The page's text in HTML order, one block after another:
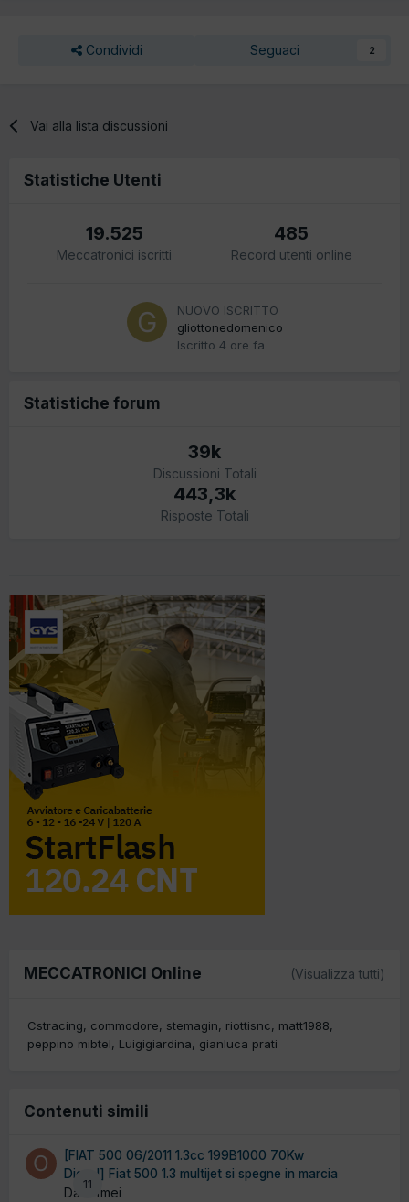
Condividi Seguaci 2
Vai alla lista discussioni
Statistiche Utenti
19.525
Meccatronici iscritti
485
Record utenti online
NUOVO ISCRITTO
gliottonedomenico
Iscritto 4 ore fa
Statistiche forum
39k
Discussioni Totali
443,3k
Risposte Totali
MECCATRONICI Online (Visualizza tutti)
Cstracing commodore stemagin riottisnc
matt1988
peppino mibtel
Luigigiardina gianluca prati
Contenuti simili
11
[FIAT 500 06/2011 1.3cc 199B1000 70Kw
Diesel] Fiat 500 1.3 multijet si spegne in marcia
Da offmei